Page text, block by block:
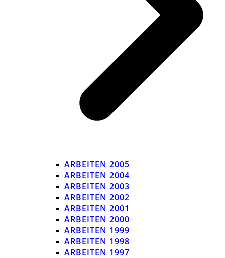
ARBEITEN 2005
ARBEITEN 2004
ARBEITEN 2003
ARBEITEN 2002
ARBEITEN 2001
ARBEITEN 2000
ARBEITEN 1999
ARBEITEN 1998
ARBEITEN 1997